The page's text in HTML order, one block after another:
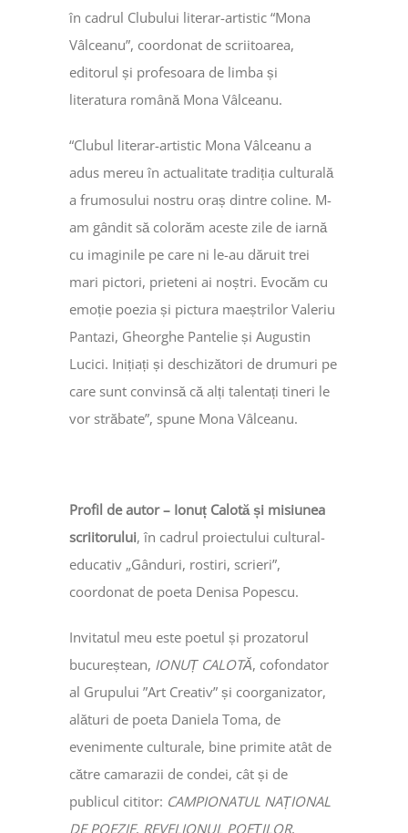
în cadrul Clubului literar-artistic “Mona
Vâlceanu”, coordonat de scriitoarea,
editorul și profesoara de limba și
literatura română Mona Vâlceanu.
“Clubul literar-artistic Mona Vâlceanu a
adus mereu în actualitate tradiția culturală
a frumosului nostru oraș dintre coline. M-
am gândit să colorăm aceste zile de iarnă
cu imaginile pe care ni le-au dăruit trei
mari pictori, prieteni ai noștri. Evocăm cu
emoție poezia și pictura maeștrilor Valeriu
Pantazi, Gheorghe Pantelie și Augustin
Lucici. Inițiați și deschizători de drumuri pe
care sunt convinsă că alți talentați tineri le
vor străbate”, spune Mona Vâlceanu.
Profil de autor – Ionuț Calotă și misiunea
scriitorului, în cadrul proiectului cultural-
educativ „Gânduri, rostiri, scrieri”,
coordonat de poeta Denisa Popescu.
Invitatul meu este poetul și prozatorul
bucureștean, IONUȚ CALOTĂ, cofondator
al Grupului ”Art Creativ” și coorganizator,
alături de poeta Daniela Toma, de
evenimente culturale, bine primite atât de
către camarazii de condei, cât și de
publicul cititor: CAMPIONATUL NAȚIONAL
DE POEZIE, REVELIONUL POEȚILOR,